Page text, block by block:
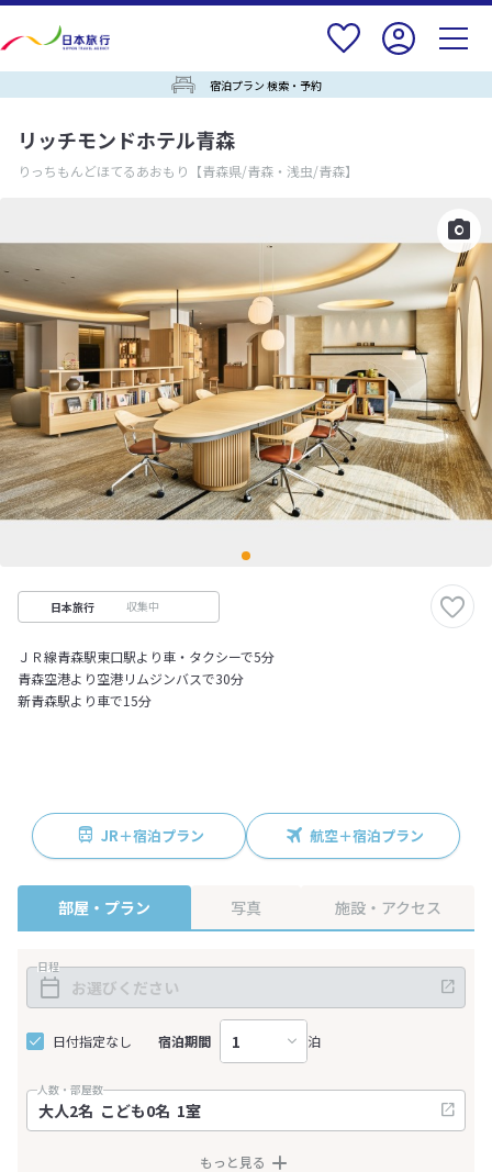
宿泊プラン 検索・予約
リッチモンドホテル青森
りっちもんどほてるあおもり 【青森県/青森・浅虫/青森】
日本旅行 収集中
ＪＲ線青森駅東口駅より車・タクシーで5分
青森空港より空港リムジンバスで30分
新青森駅より車で15分
JR＋宿泊プラン 航空＋宿泊プラン
部屋・プラン 写真 施設・アクセス
日程
日付指定なし 宿泊期間 泊
人数・部屋数
もっと見る